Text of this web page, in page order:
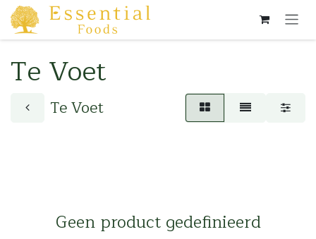
Overslaan naar inhoud
Te Voet
Te Voet
Geen product gedefinieerd